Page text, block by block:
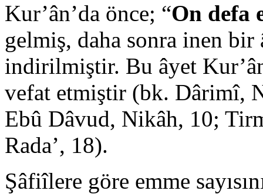
Kur’ân’da önce; “On defa
gelmiş, daha sonra inen bir
indirilmiştir. Bu âyet
vefat etmiştir (bk. Dârimî,
Ebû Dâvud, Nikâh, 10;
Rada’, 18).
Şâfiîlere göre emme